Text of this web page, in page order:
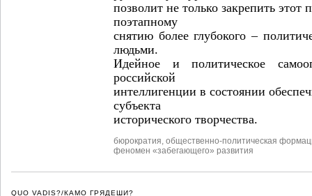
позволит не только закрепить этот
поэтапному
снятию более глубокого –
людьми.
Идейное и политическое
российской
интеллигенции в состоянии
субъекта
исторического творчества.
бюрократия общественно-политическая
феномен «забегающего» развития
QUO VADIS?/КАМО ГРЯДЕШИ?